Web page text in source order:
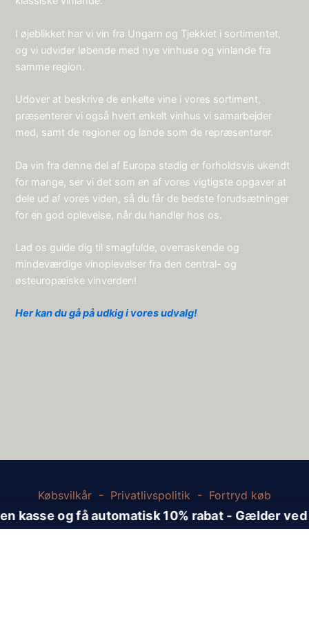
I øjeblikket har vi vin fra Ungarn og Tjekkiet i sortimentet,
og vi udvider løbende med nye vinhuse og vinlande fra
samme region.
Udover at beskrive de enkelte vine i vores sortiment,
præsenterer vi også hvert enkelt vinhus vi samarbejder
med, samt de regioner og lande som de repræsenterer.
Da vin fra denne del af Europa stadig er forholdsvis ukendt
for mange, ser vi det som en af vores vigtigste opgaver at
dele ud af vores viden, så du får de bedste forudsætninger
for en god oplevelse, når du handler hos os.
Lad os guide dig til smagfulde, overraskende og
mindeværdige vinoplevelser fra den central- og
østeuropæiske vinverden!
Her kan du gå på udkig i vores udvalg!
Købsvilkår - Privatlivspolitik - Fortryd køb